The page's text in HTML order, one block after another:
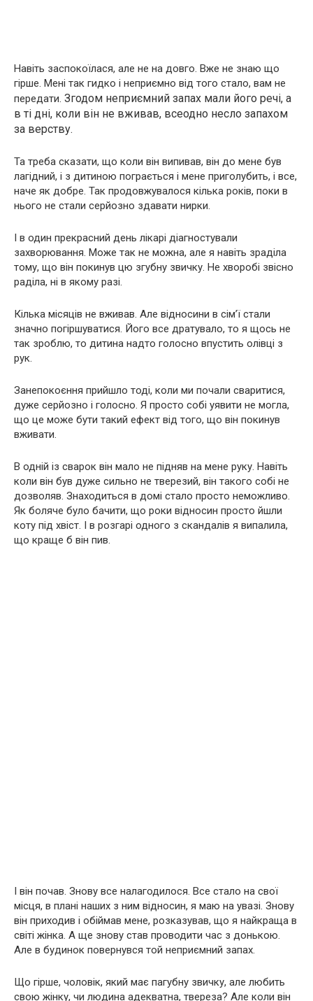
Навіть заспокоїлася, але не на довго. Вже не знаю що
гірше. Мені так гидко і неприємно від того стало, вам не
передати. Згодом неприємний запах мали його речі, а
в ті дні, коли він не вживав, всеодно несло запахом
за верству.
Та треба сказати, що коли він випивав, він до мене був
лагідний, і з дитиною пограється і мене приголубить, і все,
наче як добре. Так продовжувалося кілька років, поки в
нього не стали серйозно здавати нирки.
І в один прекрасний день лікарі діагностували
захворювання. Може так не можна, але я навіть зраділа
тому, що він покинув цю згубну звичку. Не хворобі звісно
раділа, ні в якому разі.
Кілька місяців не вживав. Але відносини в сім’ї стали
значно погіршуватися. Його все дратувало, то я щось не
так зроблю, то дитина надто голосно впустить олівці з
рук.
Занепокоєння прийшло тоді, коли ми почали сваритися,
дуже серйозно і голосно. Я просто собі уявити не могла,
що це може бути такий ефект від того, що він покинув
вживати.
В одній із сварок він мало не підняв на мене руку. Навіть
коли він був дуже сильно не тверезий, він такого собі не
дозволяв. Знаходиться в домі стало просто неможливо.
Як боляче було бачити, що роки відносин просто йшли
коту під хвіст. І в розгарі одного з скандалів я випалила,
що краще б він пив.
І він почав. Знову все налагодилося. Все стало на свої
місця, в плані наших з ним відносин, я маю на увазі. Знову
він приходив і обіймав мене, розказував, що я найкраща в
світі жінка. А ще знову став проводити час з донькою.
Але в будинок повернувся той неприємний запах.
Що гірше, чоловік, який має пагубну звичку, але любить
свою жінку, чи людина адекватна, твереза? Але коли він